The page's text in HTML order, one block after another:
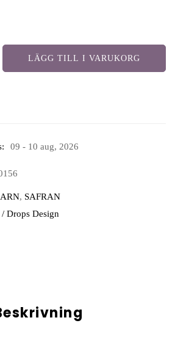
LÄGG TILL I VARUKORG
09 - 10 aug, 2026
, SAFRAN
Drops Design